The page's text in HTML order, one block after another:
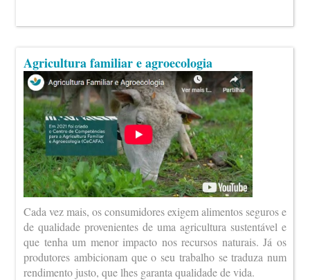
Agricultura familiar e agroecologia
Cada vez mais, os consumidores exigem alimentos seguros e
de qualidade provenientes de uma agricultura sustentável e
que tenha um menor impacto nos recursos naturais. Já os
produtores ambicionam que o seu trabalho se traduza num
rendimento justo, que lhes garanta qualidade de vida.